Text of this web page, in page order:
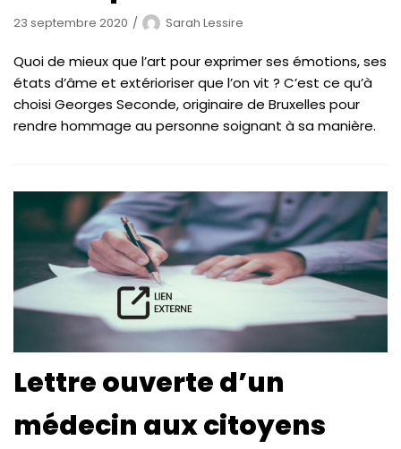
23 septembre 2020 Sarah Lessire
Quoi de mieux que l’art pour exprimer ses émotions, ses
états d’âme et extérioriser que l’on vit ? C’est ce qu’à
choisi Georges Seconde, originaire de Bruxelles pour
rendre hommage au personne soignant à sa manière.
Lettre ouverte d’un
médecin aux citoyens